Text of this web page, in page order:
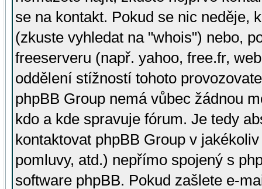
se na kontakt. Pokud se nic neděje,
(zkuste vyhledat na "whois") nebo,
freeserveru (např. yahoo, free.fr,
oddělení stížností tohoto
phpBB Group nemá vůbec žádnou
kdo a kde spravuje fórum. Je tedy
kontaktovat phpBB Group v
pomluvy, atd.) nepřímo spojený s
software phpBB. Pokud zašlete e-